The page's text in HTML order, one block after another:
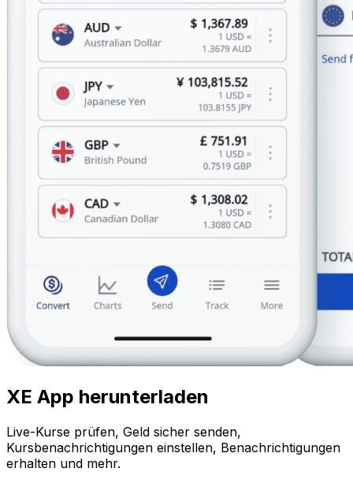
XE App herunterladen
Live-Kurse prüfen, Geld sicher senden,
Kursbenachrichtigungen einstellen, Benachrichtigungen
erhalten und mehr.